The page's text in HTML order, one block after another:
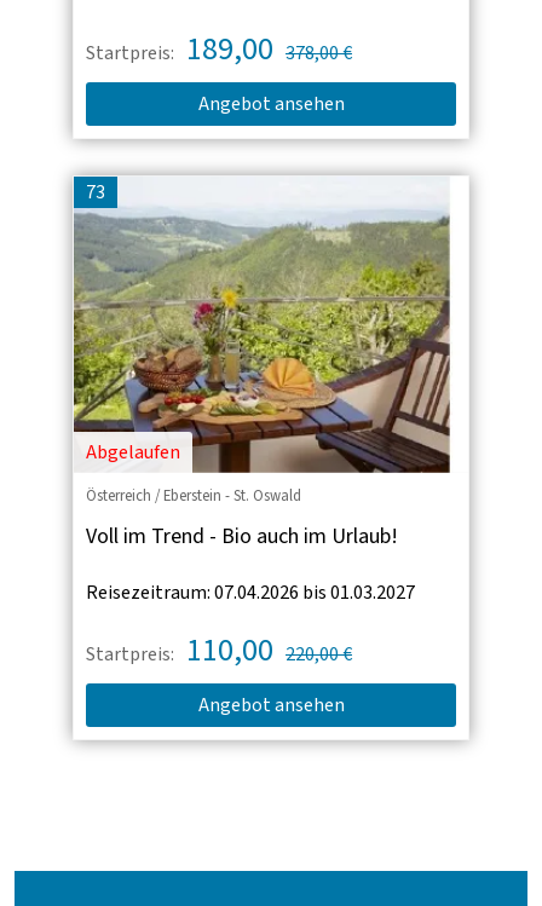
Startpreis: 189,00 378,00 €
Angebot ansehen
73
Abgelaufen
Österreich / Eberstein - St. Oswald
Voll im Trend - Bio auch im Urlaub!
Reisezeitraum: 07.04.2026 bis 01.03.2027
Startpreis: 110,00 220,00 €
Angebot ansehen